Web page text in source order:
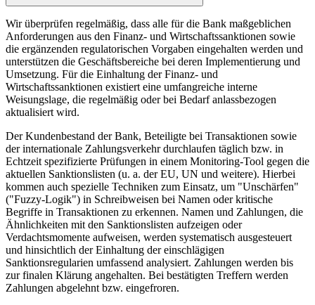
Wir überprüfen regelmäßig, dass alle für die Bank maßgeblichen
Anforderungen aus den Finanz- und Wirtschaftssanktionen sowie
die ergänzenden regulatorischen Vorgaben eingehalten werden und
unterstützen die Geschäftsbereiche bei deren Implementierung und
Umsetzung. Für die Einhaltung der Finanz- und
Wirtschaftssanktionen existiert eine umfangreiche interne
Weisungslage, die regelmäßig oder bei Bedarf anlassbezogen
aktualisiert wird.
Der Kundenbestand der Bank, Beteiligte bei Transaktionen sowie
der internationale Zahlungsverkehr durchlaufen täglich bzw. in
Echtzeit spezifizierte Prüfungen in einem Monitoring-Tool gegen die
aktuellen Sanktionslisten (u. a. der EU, UN und weitere). Hierbei
kommen auch spezielle Techniken zum Einsatz, um "Unschärfen"
("Fuzzy-Logik") in Schreibweisen bei Namen oder kritische
Begriffe in Transaktionen zu erkennen. Namen und Zahlungen, die
Ähnlichkeiten mit den Sanktionslisten aufzeigen oder
Verdachtsmomente aufweisen, werden systematisch ausgesteuert
und hinsichtlich der Einhaltung der einschlägigen
Sanktionsregularien umfassend analysiert. Zahlungen werden bis
zur finalen Klärung angehalten. Bei bestätigten Treffern werden
Zahlungen abgelehnt bzw. eingefroren.